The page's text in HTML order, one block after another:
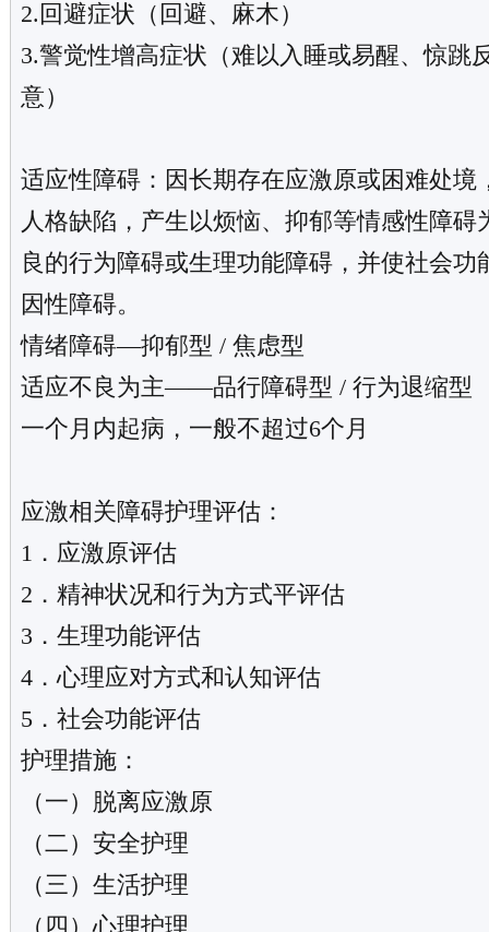
2.回避症状（回避、麻木）
3.警觉性增高症状（难以入睡或易醒、惊跳
意）
适应性障碍：因长期存在应激原或困难处境
人格缺陷，产生以烦恼、抑郁等情感性障碍
良的行为障碍或生理功能障碍，并使社会功
因性障碍。
情绪障碍—抑郁型 / 焦虑型
适应不良为主——品行障碍型 / 行为退缩型
一个月内起病，一般不超过6个月
应激相关障碍护理评估：
1．应激原评估
2．精神状况和行为方式平评估
3．生理功能评估
4．心理应对方式和认知评估
5．社会功能评估
护理措施：
（一）脱离应激原
（二）安全护理
（三）生活护理
（四）心理护理